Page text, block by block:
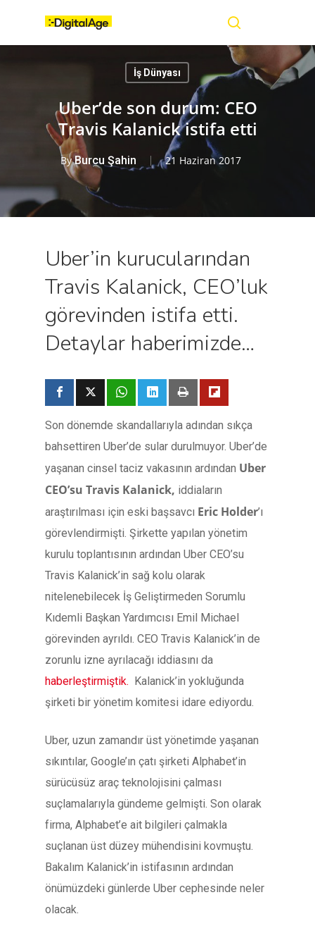
content
İş Dünyası
Uber’de son durum: CEO
Travis Kalanick istifa etti
By Burcu Şahin 21 Haziran 2017
Uber’in kurucularından
Travis Kalanick, CEO’luk
görevinden istifa etti.
Detaylar haberimizde…
Son dönemde skandallarıyla adından sıkça
bahsettiren Uber’de sular durulmuyor. Uber’de
yaşanan cinsel taciz vakasının ardından Uber
CEO’su Travis Kalanick, iddiaların
araştırılması için eski başsavcı Eric Holder’ı
görevlendirmişti. Şirkette yapılan yönetim
kurulu toplantısının ardından Uber CEO’su
Travis Kalanick’in sağ kolu olarak
nitelenebilecek İş Geliştirmeden Sorumlu
Kıdemli Başkan Yardımcısı Emil Michael
görevinden ayrıldı. CEO Travis Kalanick’in de
zorunlu izne ayrılacağı iddiasını da
haberleştirmiştik. Kalanick’in yokluğunda
şirketi bir yönetim komitesi idare ediyordu.
Uber, uzun zamandır üst yönetimde yaşanan
sıkıntılar, Google’ın çatı şirketi Alphabet’in
sürücüsüz araç teknolojisini çalması
suçlamalarıyla gündeme gelmişti. Son olarak
firma, Alphabet’e ait bilgileri çalmakla
suçlanan üst düzey mühendisini kovmuştu.
Bakalım Kalanick’in istifasının ardından
önümüzdeki günlerde Uber cephesinde neler
olacak.